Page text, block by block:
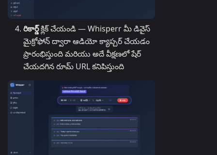
రికార్డ్క్లిక్ చేయండి — Whisperr మీ డివైస్
మైక్రోఫోన్ ద్వారా ఆడియో క్యాప్చర్ చేయడం
ప్రారంభిస్తుంది మరియు అదే వీక్షణలో షేర్
చేయదగిన రూమ్ URL కనిపిస్తుంది